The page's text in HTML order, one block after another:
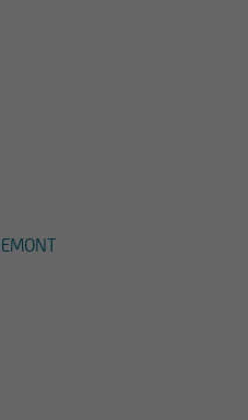
i contenuti e le
del Sito, senza
alcuna licenza né
in tutto o in parte - su
copiarli,
scritta.
che vengono pubblicate